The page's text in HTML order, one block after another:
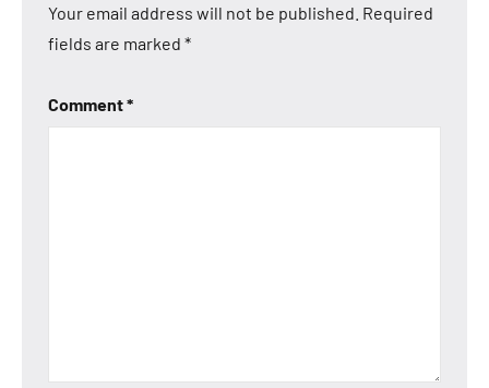
Your email address will not be published. Required
fields are marked *
Comment*